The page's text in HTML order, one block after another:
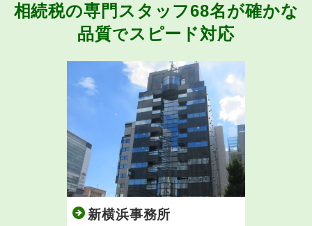
相続税の専門スタッフ68名が確かな
品質でスピード対応
新横浜事務所